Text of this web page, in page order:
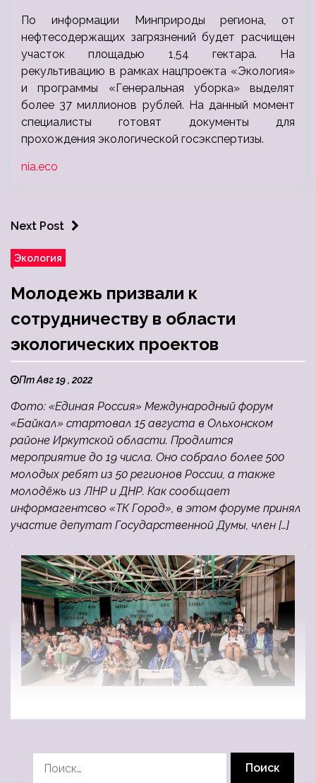
По информации Минприроды региона, от
нефтесодержащих загрязнений будет расчищен
участок площадью 1,54 гектара. На
рекультивацию в рамках нацпроекта «Экология»
и программы «Генеральная уборка» выделят
более 37 миллионов рублей. На данный момент
специалисты готовят документы для
прохождения экологической госэкспертизы.
nia.eco
Next Post
Экология
Молодежь призвали к
сотрудничеству в области
экологических проектов
Пт Авг 19 , 2022
Фото: «Единая Россия» Международный форум
«Байкал» стартовал 15 августа в Ольхонском
районе Иркутской области. Продлится
мероприятие до 19 числа. Оно собрало более 500
молодых ребят из 50 регионов России, а также
молодёжь из ЛНР и ДНР. Как сообщает
информагентсво «ТК Город», в этом форуме принял
участие депутат Государственной Думы, член […]